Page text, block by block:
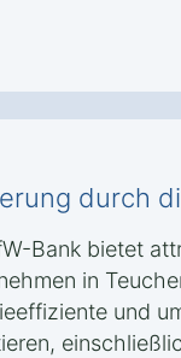
durch
Bank bietet
in
und